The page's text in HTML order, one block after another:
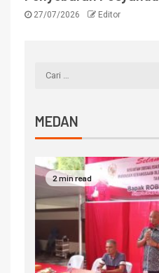
27/07/2026 Editor
MEDAN
2 min read